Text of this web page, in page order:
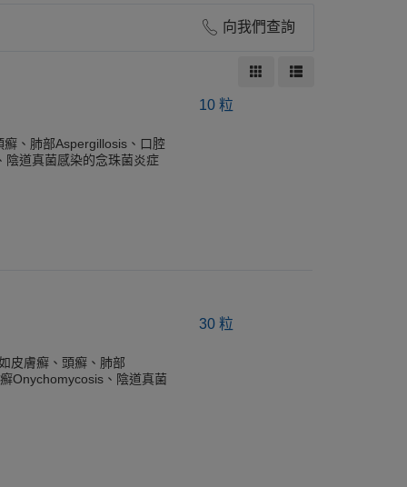
向我們查詢
、肺部Aspergillosis、口腔
陰道真菌感染的念珠菌炎症
10 粒
皮膚癬、頭癬、肺部
Onychomycosis、陰道真菌
30 粒